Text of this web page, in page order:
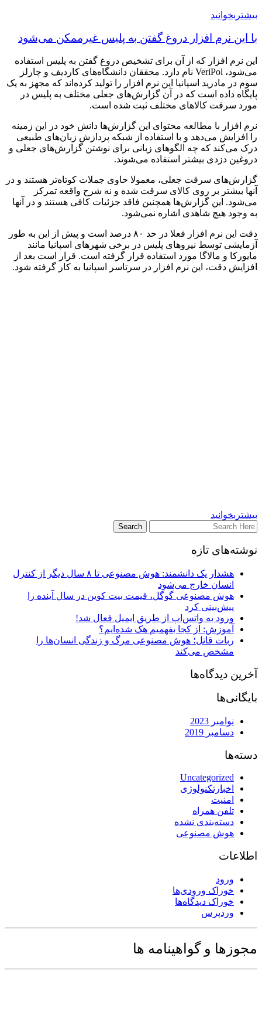
بیشتربخوانید
با این نرم افزار دروغ گفتن به پلیس غیرممکن می‌شود
این نرم افزار که از آن برای تشخیص دروغ گفتن به پلیس استفاده
می‌شود، VeriPol نام دارد. محققان دانشگاه‌های کاردیف و چارلز
سوم در مادرید اسپانیا این نرم افزار را تولید کرده‌اند که مجهز به یک
پایگاه داده است که در آن گزارش‌های جعلی مختلف به پلیس در
مورد سرقت کالاهای مختلف ثبت شده است.
نرم افزار با مطالعه محتوای این گزارش‌ها دانش خود در این زمینه
را افزایش می‌دهد و با استفاده از شبکه پردازش زبان‌های طبیعی
درک می‌کند که چه الگوهای زبانی برای نوشتن گزارش‌های جعلی و
دروغین دزدی بیشتر استفاده می‌شوند.
گزارش‌های سرقت جعلی، معمولا حاوی جملات کوتاه‌تر هستند و در
آنها بیشتر بر روی کالای سرقت شده و نه شرح واقعه تمرکز
می‌شود. این گزارش‌ها همچنین فاقد جزئیات کافی هستند و در آنها
به وجود هیچ شاهدی اشاره نمی‌شود.
دقت این نرم افزار فعلا در حد ۸۰ درصد است و پیش از این به طور
آزمایشی توسط نیروهای پلیس در برخی شهرهای اسپانیا مانند
مایورکا و مالاگا مورد استفاده قرار گرفته است. قرار است بعد از
افزایش دقت، این نرم افزار در سرتاسر اسپانیا به کار گرفته شود.
بیشتربخوانید
نوشته‌های تازه
هشدار یک دانشمند: هوش مصنوعی تا ۸ سال دیگر از کنترل
انسان خارج می‌شود
هوش مصنوعی گوگل، قیمت بیت کوین در سال آینده را
پیش‌بینی کرد
ورود به واتس‌اپ از طریق ایمیل فعال شد!
آموزش: از کجا بفهمیم هک شده‌ایم؟
ربات قاتل؛ هوش مصنوعی مرگ و زندگی انسان‌ها را
مشخص می‌کند
آخرین دیدگاه‌ها
بایگانی‌ها
نوامبر 2023
دسامبر 2019
دسته‌ها
Uncategorized
اخبارتکنولوژی
امنیت
تلفن همراه
دسته‌بندی نشده
هوش مصنوعی
اطلاعات
ورود
خوراک ورودی‌ها
خوراک دیدگاه‌ها
وردپرس
مجوزها و گواهینامه ها